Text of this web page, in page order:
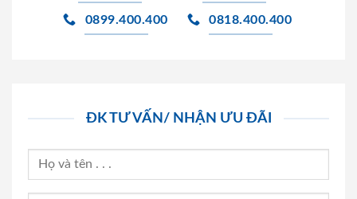
0899.400.400 0818.400.400
ĐK TƯ VẤN/ NHẬN ƯU ĐÃI